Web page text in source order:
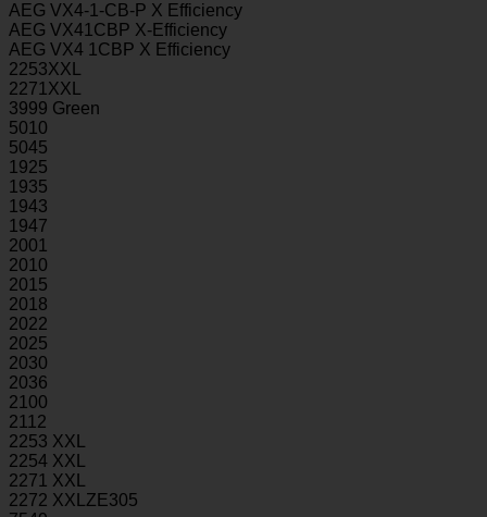
AEG VX4-1-CB-P X Efficiency
AEG VX41CBP X-Efficiency
AEG VX4 1CBP X Efficiency
2253XXL
2271XXL
3999 Green
5010
5045
1925
1935
1943
1947
2001
2010
2015
2018
2022
2025
2030
2036
2100
2112
2253 XXL
2254 XXL
2271 XXL
2272 XXLZE305